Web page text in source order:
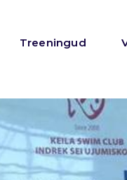
Treeningud